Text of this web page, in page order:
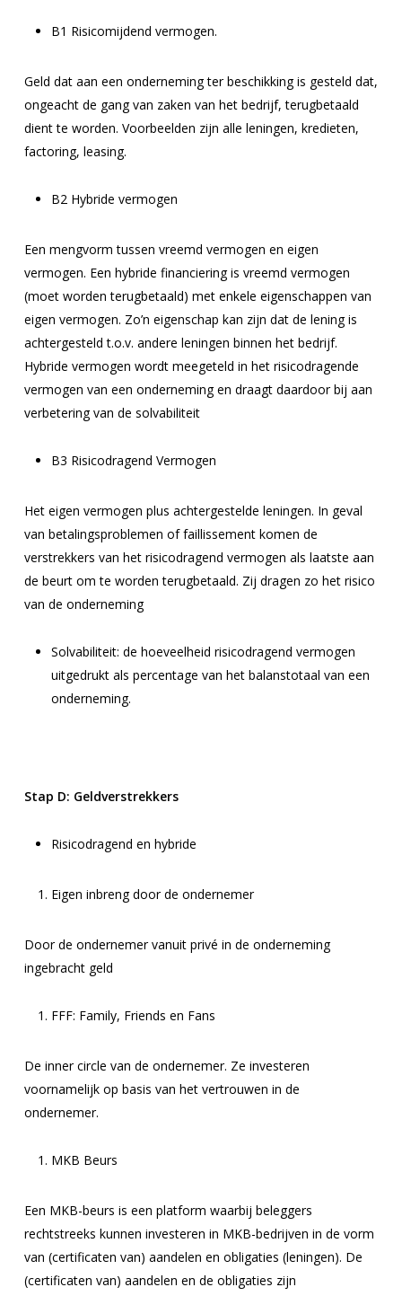
B1 Risicomijdend vermogen.
Geld dat aan een onderneming ter beschikking is gesteld dat,
ongeacht de gang van zaken van het bedrijf, terugbetaald
dient te worden. Voorbeelden zijn alle leningen, kredieten,
factoring, leasing.
B2 Hybride vermogen
Een mengvorm tussen vreemd vermogen en eigen
vermogen. Een hybride financiering is vreemd vermogen
(moet worden terugbetaald) met enkele eigenschappen van
eigen vermogen. Zo’n eigenschap kan zijn dat de lening is
achtergesteld t.o.v. andere leningen binnen het bedrijf.
Hybride vermogen wordt meegeteld in het risicodragende
vermogen van een onderneming en draagt daardoor bij aan
verbetering van de solvabiliteit
B3 Risicodragend Vermogen
Het eigen vermogen plus achtergestelde leningen. In geval
van betalingsproblemen of faillissement komen de
verstrekkers van het risicodragend vermogen als laatste aan
de beurt om te worden terugbetaald. Zij dragen zo het risico
van de onderneming
Solvabiliteit: de hoeveelheid risicodragend vermogen
uitgedrukt als percentage van het balanstotaal van een
onderneming.
Stap D: Geldverstrekkers
Risicodragend en hybride
Eigen inbreng door de ondernemer
Door de ondernemer vanuit privé in de onderneming
ingebracht geld
FFF: Family, Friends en Fans
De inner circle van de ondernemer. Ze investeren
voornamelijk op basis van het vertrouwen in de
ondernemer.
MKB Beurs
Een MKB-beurs is een platform waarbij beleggers
rechtstreeks kunnen investeren in MKB-bedrijven in de vorm
van (certificaten van) aandelen en obligaties (leningen). De
(certificaten van) aandelen en de obligaties zijn